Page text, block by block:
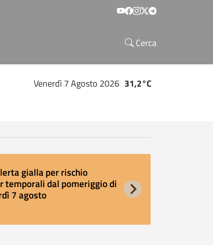
Social menu
Cerca
Venerdì 7 Agosto 2026 31,2°C
gialla per rischio
temporali dal pomeriggio di
7 agosto